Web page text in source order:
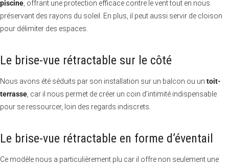
piscine , offrant une protection efficace contre le vent tout en nous
préservant des rayons du soleil. En plus, il peut aussi servir de cloison
pour délimiter des espaces.
Le brise-vue rétractable sur le côté
Nous avons été séduits par son installation sur un balcon ou un toit-
terrasse , car il nous permet de créer un coin d’intimité indispensable
pour se ressourcer, loin des regards indiscrets.
Le brise-vue rétractable en forme d’éventail
Ce modèle nous a particulièrement plu car il offre non seulement une